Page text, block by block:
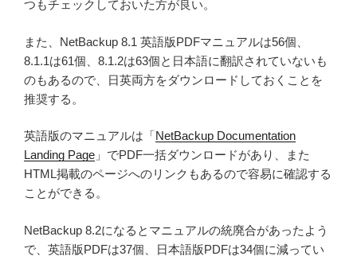
つもチェックしておいた方が良い。
また、NetBackup 8.1 英語版PDFマニュアルは56個、
8.1.1は61個、8.1.2は63個と日本語に翻訳されていないも
のもあるので、日英両方をダウンロードしておくことを
推奨する。
英語版のマニュアルは「NetBackup Documentation
Landing Page 」でPDF一括ダウンロードがあり、また
HTML掲載のページへのリンクもあるので容易に確認する
ことができる。
NetBackup 8.2になるとマニュアルの統廃合があったよう
で、英語版PDFは37個、日本語版PDFは34個に減ってい